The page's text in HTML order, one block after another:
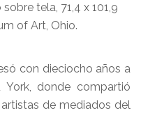
tela, 71,4 x 101,9
of Art, Ohio.
con dieciocho años a
donde compartió
de mediados del